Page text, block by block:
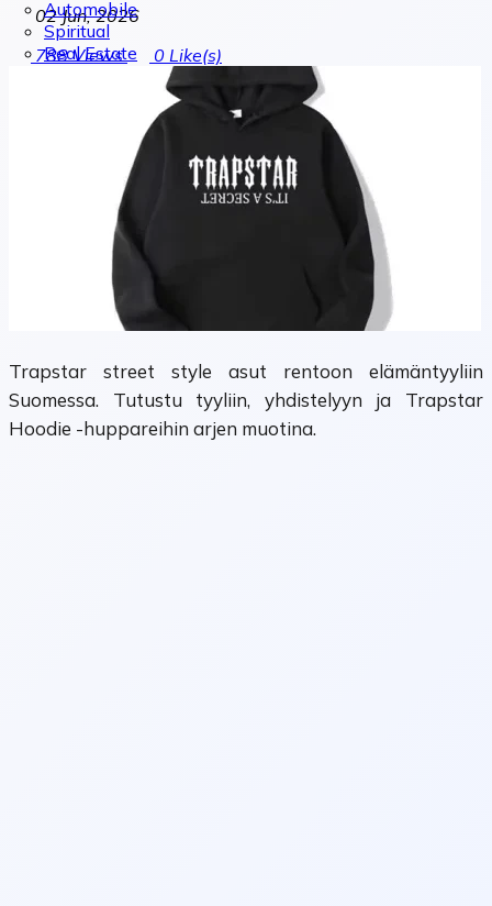
Automobile
Spiritual
Real Estate
02 Jun, 2026
788Views 0 Like(s)
Trapstar street style asut rentoon elämäntyyliin
Suomessa. Tutustu tyyliin, yhdistelyyn ja Trapstar
Hoodie -huppareihin arjen muotina.